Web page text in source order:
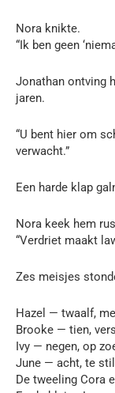
Nora knikte.
“Ik ben geen
Jonathan ontving
jaren.
“U bent hier om
verwacht.”
Een harde klap
Nora keek hem
“Verdriet maakt
Zes meisjes
Hazel — twaalf,
Brooke — tien,
Ivy — negen, op
June — acht, te
De tweeling Cora